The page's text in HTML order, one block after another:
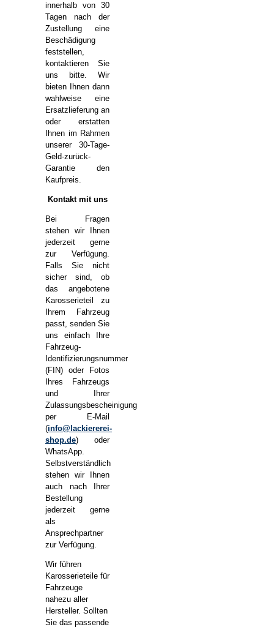
innerhalb von 30
Tagen nach der
Zustellung eine
Beschädigung
feststellen,
kontaktieren Sie
uns bitte. Wir
bieten Ihnen dann
wahlweise eine
Ersatzlieferung an
oder erstatten
Ihnen im Rahmen
unserer 30-Tage-
Geld-zurück-
Garantie den
Kaufpreis.
Kontakt mit uns
Bei Fragen
stehen wir Ihnen
jederzeit gerne
zur Verfügung.
Falls Sie nicht
sicher sind, ob
das angebotene
Karosserieteil zu
Ihrem Fahrzeug
passt, senden Sie
uns einfach Ihre
Fahrzeug-
Identifizierungsnummer
(FIN) oder Fotos
Ihres Fahrzeugs
und Ihrer
Zulassungsbescheinigung
per E-Mail
(info@lackiererei-
shop.de) oder
WhatsApp.
Selbstverständlich
stehen wir Ihnen
auch nach Ihrer
Bestellung
jederzeit gerne
als
Ansprechpartner
zur Verfügung.
Wir führen
Karosserieteile für
Fahrzeuge
nahezu aller
Hersteller. Sollten
Sie das passende